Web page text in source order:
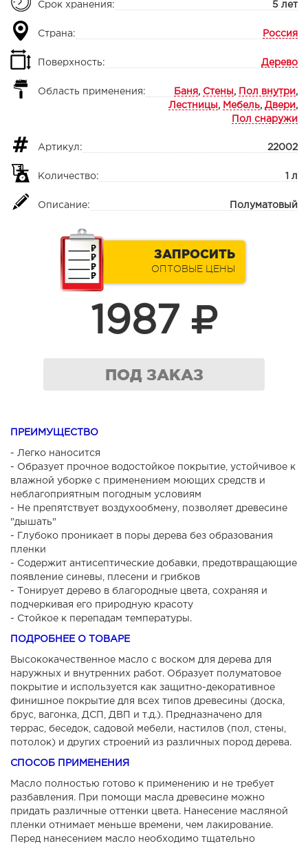
Срок хранения: 5 лет
Страна: Россия
Поверхность: Дерево
Область применения: Баня , Стены , Пол внутри ,
Лестницы , Мебель, Двери ,
Пол снаружи
Артикул: 22002
Количество: 1 л
Описание: Полуматовый
ЗАПРОСИТЬ
ОПТОВЫЕ ЦЕНЫ
1987
ПОД ЗАКАЗ
ПРЕИМУЩЕСТВО
- Легко наносится
- Образует прочное водостойкое покрытие, устойчивое к
влажной уборке с применением моющих средств и
неблагоприятным погодным условиям
- Не препятствует воздухообмену, позволяет древесине
"дышать"
- Глубоко проникает в поры дерева без образования
пленки
- Содержит антисептические добавки, предотвращающие
появление синевы, плесени и грибков
- Тонирует дерево в благородные цвета, сохраняя и
подчеркивая его природную красоту
- Стойкое к перепадам температуры.
ПОДРОБНЕЕ О ТОВАРЕ
Высококачественное масло с воском для дерева для
наружных и внутренних работ. Образует полуматовое
покрытие и используется как защитно-декоративное
финишное покрытие для всех типов древесины (доска,
брус, вагонка, ДСП, ДВП и т.д.). Предназначено для
террас, беседок, садовой мебели, настилов (пол, стены,
потолок) и других строений из различных пород дерева.
СПОСОБ ПРИМЕНЕНИЯ
Масло полностью готово к применению и не требует
разбавления. При помощи масла древесине можно
придать различные оттенки цвета. Нанесение масляной
пленки отнимает меньше времени, чем лакирование.
Перед нанесением масло необходимо тщательно